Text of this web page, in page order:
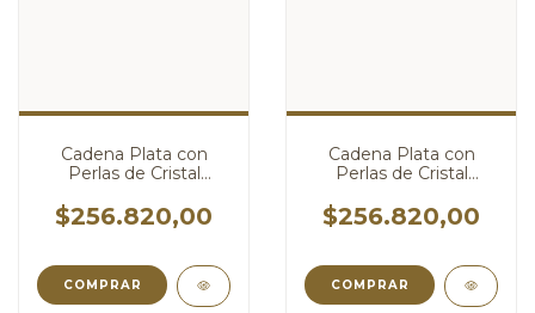
Cadena Plata con
Perlas de Cristal
cod4048
$256.820,00
COMPRAR
Cadena Plata con
Perlas de Cristal
Perlado cod4047
$256.820,00
COMPRAR